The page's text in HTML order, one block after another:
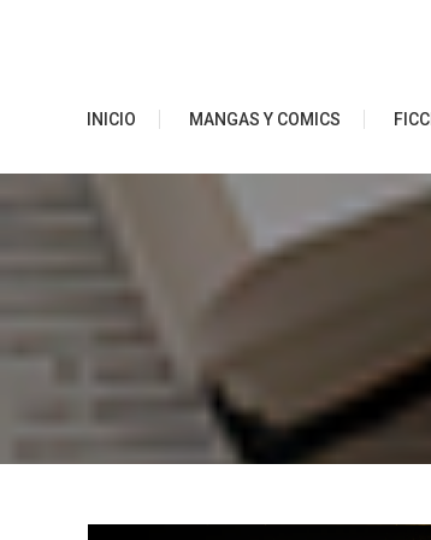
Ibero Librerías
INICIO MANGAS Y COMICS